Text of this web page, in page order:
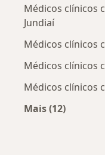
Médicos clínicos
Jundiaí
Médicos clínicos
Médicos clínicos
Médicos clínicos
Mais (12)